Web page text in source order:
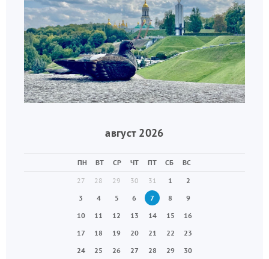
август 2026
ПН ВТ СР ЧТ ПТ СБ
ВС
27
28 29 30 31 1
2
3
4 5 6 7 8
9
10
11 12 13 14 15
16
17
18 19 20 21 22
23
24
25 26 27 28 29
30